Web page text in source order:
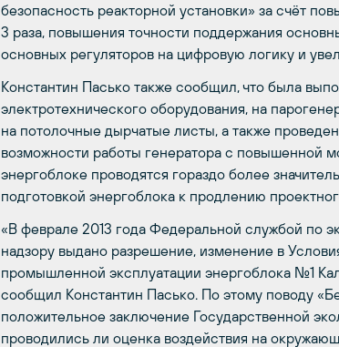
безопасность реакторной установки» за счёт
3 раза, повышения точности поддержания
основных регуляторов на цифровую логику и
Константин Пасько также сообщил, что была
электротехнического оборудования, на
на потолочные дырчатые листы, а также
возможности работы генератора с повышенной
энергоблоке проводятся гораздо более
подготовкой энергоблока к продлению
«В феврале 2013 года Федеральной службой по
надзору выдано разрешение, изменение в
промышленной эксплуатации энергоблока №1
сообщил Константин Пасько. По этому поводу
положительное заключение Государственной
проводились ли оценка воздействия на